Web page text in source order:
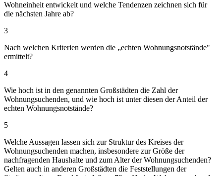
Wohneinheit entwickelt und welche Tendenzen zeichnen sich für
die nächsten Jahre ab?
3
Nach welchen Kriterien werden die „echten Wohnungsnotstände"
ermittelt?
4
Wie hoch ist in den genannten Großstädten die Zahl der
Wohnungsuchenden, und wie hoch ist unter diesen der Anteil der
echten Wohnungsnotstände?
5
Welche Aussagen lassen sich zur Struktur des Kreises der
Wohnungsuchenden machen, insbesondere zur Größe der
nachfragenden Haushalte und zum Alter der Wohnungsuchenden?
Gelten auch in anderen Großstädten die Feststellungen der